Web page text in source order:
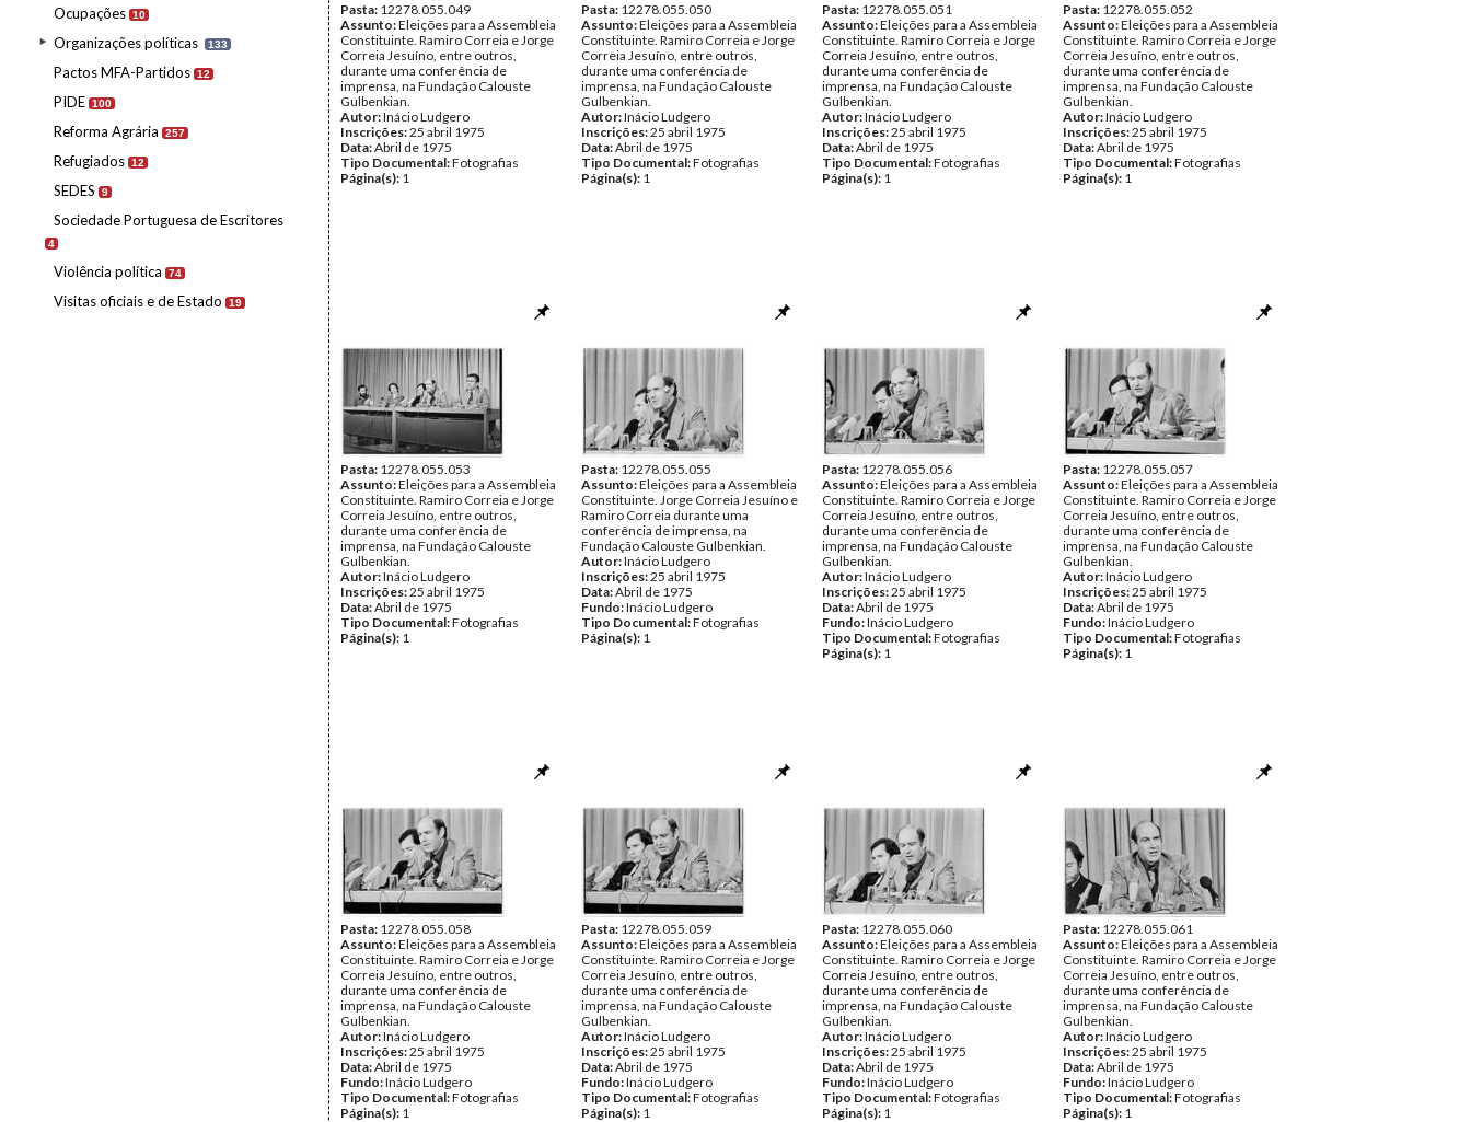
Ocupações 10
Organizações políticas 133
Pactos MFA-Partidos 12
PIDE 100
Reforma Agrária 257
Refugiados 12
SEDES 9
Sociedade Portuguesa de Escritores
4
Violência política 74
Visitas oficiais e de Estado 19
Pasta: 12278.055.049
Assunto:Eleições para a Assembleia
Constituinte. Ramiro Correia e Jorge
Correia Jesuíno, entre outros,
durante uma conferência de
imprensa, na Fundação Calouste
Gulbenkian.
Autor:Inácio Ludgero
Inscrições:25 abril 1975
Data:Abril de 1975
Tipo Documental:Fotografias
Página(s): 1
Pasta: 12278.055.050
Assunto:Eleições para a Assembleia
Constituinte. Ramiro Correia e Jorge
Correia Jesuíno, entre outros,
durante uma conferência de
imprensa, na Fundação Calouste
Gulbenkian.
Autor:Inácio Ludgero
Inscrições:25 abril 1975
Data:Abril de 1975
Tipo Documental:Fotografias
Página(s): 1
Pasta: 12278.055.051
Assunto:Eleições para a Assembleia
Constituinte. Ramiro Correia e Jorge
Correia Jesuíno, entre outros,
durante uma conferência de
imprensa, na Fundação Calouste
Gulbenkian.
Autor:Inácio Ludgero
Inscrições:25 abril 1975
Data:Abril de 1975
Tipo Documental:Fotografias
Página(s): 1
Pasta: 12278.055.052
Assunto:Eleições para a Assembleia
Constituinte. Ramiro Correia e Jorge
Correia Jesuíno, entre outros,
durante uma conferência de
imprensa, na Fundação Calouste
Gulbenkian.
Autor:Inácio Ludgero
Inscrições:25 abril 1975
Data:Abril de 1975
Tipo Documental:Fotografias
Página(s): 1
Pasta: 12278.055.053
Assunto:Eleições para a Assembleia
Constituinte. Ramiro Correia e Jorge
Correia Jesuíno, entre outros,
durante uma conferência de
imprensa, na Fundação Calouste
Gulbenkian.
Autor:Inácio Ludgero
Inscrições:25 abril 1975
Data:Abril de 1975
Tipo Documental:Fotografias
Página(s): 1
Pasta: 12278.055.055
Assunto:Eleições para a Assembleia
Constituinte. Jorge Correia Jesuíno e
Ramiro Correia durante uma
conferência de imprensa, na
Fundação Calouste Gulbenkian.
Autor:Inácio Ludgero
Inscrições:25 abril 1975
Data:Abril de 1975
Fundo:Inácio Ludgero
Tipo Documental:Fotografias
Página(s): 1
Pasta: 12278.055.056
Assunto:Eleições para a Assembleia
Constituinte. Ramiro Correia e Jorge
Correia Jesuíno, entre outros,
durante uma conferência de
imprensa, na Fundação Calouste
Gulbenkian.
Autor:Inácio Ludgero
Inscrições:25 abril 1975
Data:Abril de 1975
Fundo:Inácio Ludgero
Tipo Documental:Fotografias
Página(s): 1
Pasta: 12278.055.057
Assunto:Eleições para a Assembleia
Constituinte. Ramiro Correia e Jorge
Correia Jesuíno, entre outros,
durante uma conferência de
imprensa, na Fundação Calouste
Gulbenkian.
Autor:Inácio Ludgero
Inscrições:25 abril 1975
Data:Abril de 1975
Fundo:Inácio Ludgero
Tipo Documental:Fotografias
Página(s): 1
Pasta: 12278.055.058
Assunto:Eleições para a Assembleia
Constituinte. Ramiro Correia e Jorge
Correia Jesuíno, entre outros,
durante uma conferência de
imprensa, na Fundação Calouste
Gulbenkian.
Autor:Inácio Ludgero
Inscrições:25 abril 1975
Data:Abril de 1975
Fundo:Inácio Ludgero
Tipo Documental:Fotografias
Página(s): 1
Pasta: 12278.055.059
Assunto:Eleições para a Assembleia
Constituinte. Ramiro Correia e Jorge
Correia Jesuíno, entre outros,
durante uma conferência de
imprensa, na Fundação Calouste
Gulbenkian.
Autor:Inácio Ludgero
Inscrições:25 abril 1975
Data:Abril de 1975
Fundo:Inácio Ludgero
Tipo Documental:Fotografias
Página(s): 1
Pasta: 12278.055.060
Assunto:Eleições para a Assembleia
Constituinte. Ramiro Correia e Jorge
Correia Jesuíno, entre outros,
durante uma conferência de
imprensa, na Fundação Calouste
Gulbenkian.
Autor:Inácio Ludgero
Inscrições:25 abril 1975
Data:Abril de 1975
Fundo:Inácio Ludgero
Tipo Documental:Fotografias
Página(s): 1
Pasta: 12278.055.061
Assunto:Eleições para a Assembleia
Constituinte. Ramiro Correia e Jorge
Correia Jesuíno, entre outros,
durante uma conferência de
imprensa, na Fundação Calouste
Gulbenkian.
Autor:Inácio Ludgero
Inscrições:25 abril 1975
Data:Abril de 1975
Fundo:Inácio Ludgero
Tipo Documental:Fotografias
Página(s): 1